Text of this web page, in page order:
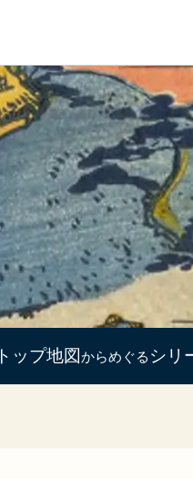
トップ地図からめぐる シリ